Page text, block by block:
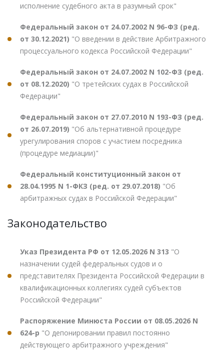
исполнение судебного акта в разумный срок"
Федеральный закон от 24.07.2002 N 96-ФЗ (ред.
от 30.12.2021) "О введении в действие Арбитражного
процессуального кодекса Российской Федерации"
Федеральный закон от 24.07.2002 N 102-ФЗ (ред.
от 08.12.2020) "О третейских судах в Российской
Федерации"
Федеральный закон от 27.07.2010 N 193-ФЗ (ред.
от 26.07.2019) "Об альтернативной процедуре
урегулирования споров с участием посредника
(процедуре медиации)"
Федеральный конституционный закон от
28.04.1995 N 1-ФКЗ (ред. от 29.07.2018) "Об
арбитражных судах в Российской Федерации"
Законодательство
Указ Президента РФ от 12.05.2026 N 313 "О
назначении судей федеральных судов и о
представителях Президента Российской Федерации в
квалификационных коллегиях судей субъектов
Российской Федерации"
Распоряжение Минюста России от 08.05.2026 N
624-р "О депонировании правил постоянно
действующего арбитражного учреждения"